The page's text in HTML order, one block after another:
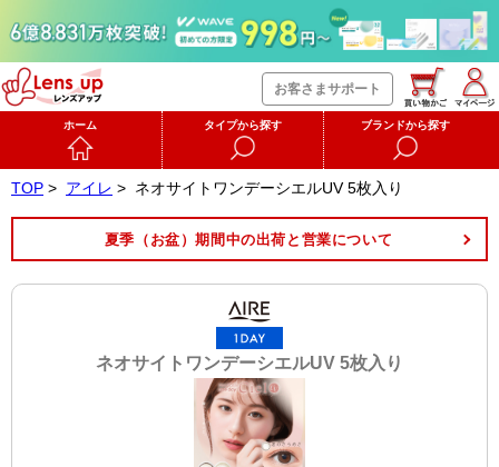
お客さまサポート
ホーム タイプから探す ブランドから探す
TOP > アイレ > ネオサイトワンデーシエルUV 5枚入り
夏季（お盆）期間中の出荷と営業について
ネオサイトワンデーシエルUV 5枚入り